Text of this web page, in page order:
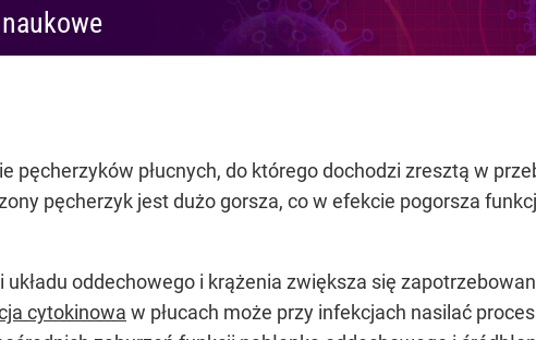
pęcherzyków płucnych, do którego dochodzi zresztą w
pęcherzyk jest dużo gorsza, co w efekcie pogorsza
oddechowego i krążenia zwiększa się
cytokinowa w płucach może przy infekcjach nasilać